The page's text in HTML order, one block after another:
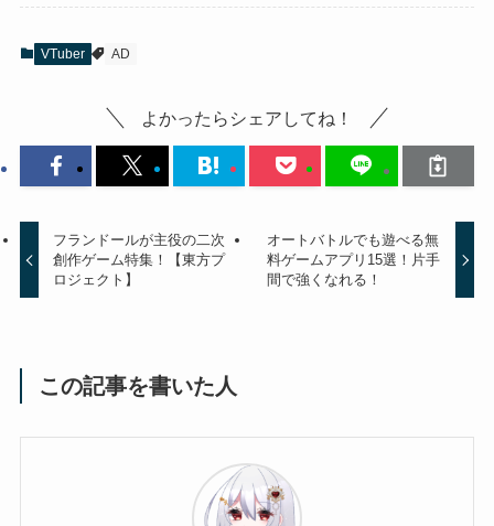
VTuber AD
よかったらシェアしてね！
フランドールが主役の二次
創作ゲーム特集！【東方プ
ロジェクト】
オートバトルでも遊べる無
料ゲームアプリ15選！片手
間で強くなれる！
この記事を書いた人